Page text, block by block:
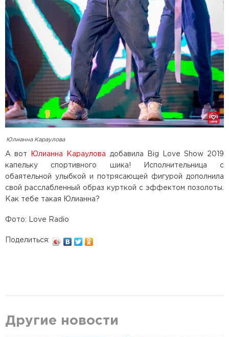
Юлианна Караулова
А вот Юлианна Караулова
добавила Big Love Show 2019
капельку спортивного шика! Исполнительница с
обаятельной улыбкой и потрясающей фигурой дополнила
свой расслабленный образ курткой с эффектом позолоты.
Как тебе такая Юлианна?
Фото: Love Radio
Поделиться:
Другие новости